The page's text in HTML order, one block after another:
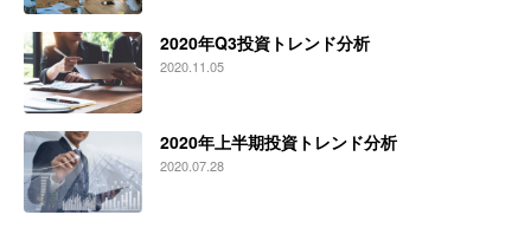
2020年Q3投資トレンド分析
2020.11.05
2020年上半期投資トレンド分析
2020.07.28